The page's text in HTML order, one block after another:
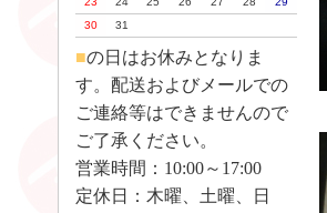
30
31
■の日はお休みとなりま
す。配送およびメールでの
ご連絡等はできませんので
ご了承ください。
営業時間：10:00～17:00
定休日：木曜、土曜、日